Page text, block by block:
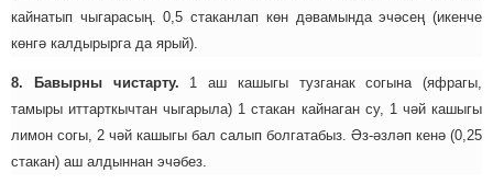
кайнатып чыгарасың. 0,5 стаканлап көн дәвамында эчәсең (икенче
көнгә калдырырга да ярый).
8. Бавырны чистарту. 1 аш кашыгы тузганак согына (яфрагы,
тамыры иттарткычтан чыгарыла) 1 стакан кайнаган су, 1 чәй кашыгы
лимон согы, 2 чәй кашыгы бал салып болгатабыз. Әз-әзләп кенә (0,25
стакан) аш алдыннан эчәбез.